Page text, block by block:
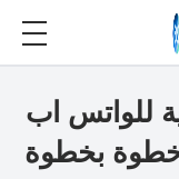
للواتس اب
خطوة بخطوة